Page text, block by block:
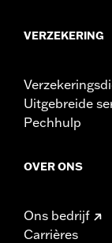
VERZEKERING
Uitgebreide
Pechhulp
OVER ONS
Ons bedrijf
Carrières